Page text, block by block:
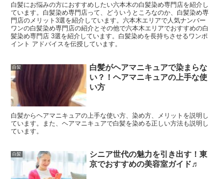
白髪にお悩みの方におすすめしたい六本木の白髪染め専門店を紹介し
ています。白髪染め専門店って、どういうところなのか、白髪染め専
門店のメリット3選を紹介しています。六本木エリアで人気ナンバー
ワンの白髪染め専門店の紹介とその他で六本木エリアでおすすめの白
髪染め専門店 3選を紹介しています。白髪染めを長持ちさせるワンポ
イント アドバイスを伝授しています。
白髪
白髪がヘアマニキュアで染まらな
い？！ヘアマニキュアの上手な使
い方
白髪からヘアマニキュアの上手な使い方、染め方、メリットを説明し
ています。また、ヘアマニキュアで白髪を染める正しい方法も説明し
ています。
白髪
シニア世代の魅力を引き出す！東
京でおすすめの美容室ガイド♬